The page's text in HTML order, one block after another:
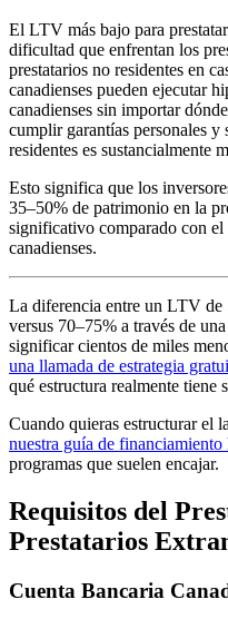
El LTV más bajo para
dificultad que enfrentan los
prestatarios no residentes en
canadienses pueden ejecutar
canadienses sin importar
cumplir garantías personales y
residentes es sustancialmente
Esto significa que los
35–50% de patrimonio en la
significativo comparado con
canadienses.
La diferencia entre un LTV
versus 70–75% a través de
significar cientos de miles
una llamada de estrategia
qué estructura realmente tiene
Cuando quieras estructurar el
nuestra guía de
programas que suelen encajar.
Requisitos del
Prestatarios
Cuenta Bancaria